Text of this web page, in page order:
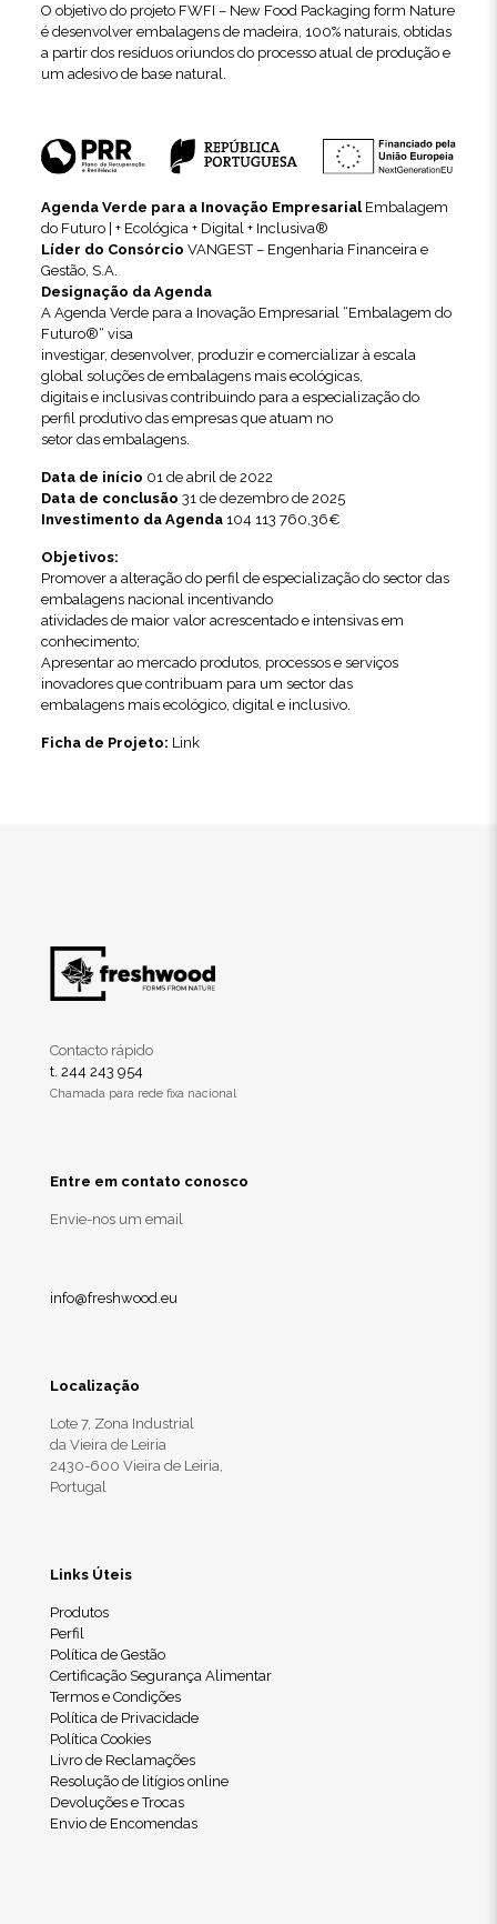
O objetivo do projeto FWFI – New Food Packaging form Nature
é desenvolver embalagens de madeira, 100% naturais, obtidas
a partir dos resíduos oriundos do processo atual de produção e
um adesivo de base natural.
Agenda Verde para a Inovação EmpresarialEmbalagem
do Futuro | + Ecológica + Digital + Inclusiva®
Líder do Consórcio VANGEST – Engenharia Financeira e
Gestão, S.A.
Designação da Agenda
A Agenda Verde para a Inovação Empresarial “Embalagem do
Futuro®“ visa
investigar, desenvolver, produzir e comercializar à escala
global soluções de embalagens mais ecológicas,
digitais e inclusivas contribuindo para a especialização do
perfil produtivo das empresas que atuam no
setor das embalagens.
Data de início 01 de abril de 2022
Data de conclusão 31 de dezembro de 2025
Investimento da Agenda104 113 760,36€
Objetivos:
Promover a alteração do perfil de especialização do sector das
embalagens nacional incentivando
atividades de maior valor acrescentado e intensivas em
conhecimento;
Apresentar ao mercado produtos, processos e serviços
inovadores que contribuam para um sector das
embalagens mais ecológico, digital e inclusivo.
Ficha de Projeto: Link
Contacto rápido
t. 244 243 954
Chamada para rede fixa nacional
Entre em contato conosco
Envie-nos um email
info@freshwood.eu
Localização
Lote 7, Zona Industrial
da Vieira de Leiria
2430-600 Vieira de Leiria,
Portugal
Links Úteis
Produtos
Perfil
Política de Gestão
Certificação Segurança Alimentar
Termos e Condições
Política de Privacidade
Política Cookies
Livro de Reclamações
Resolução de litígios online
Devoluções e Trocas
Envio de Encomendas